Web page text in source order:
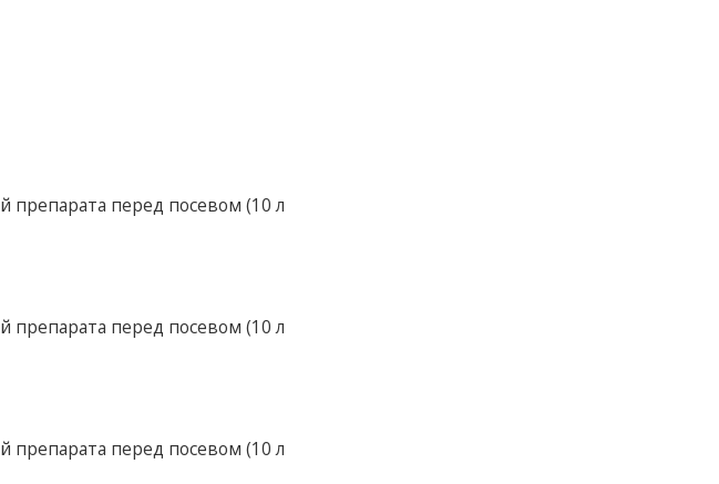
препарата перед посевом (10 л
препарата перед посевом (10 л
препарата перед посевом (10 л